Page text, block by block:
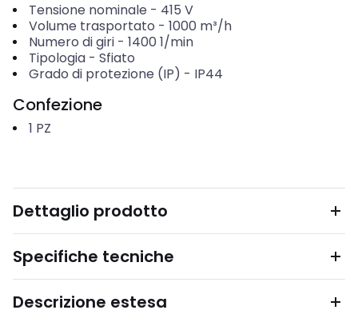
Tensione nominale - 415 V
Volume trasportato - 1000 m³/h
Numero di giri- 1400 1/min
Tipologia- Sfiato
Grado di protezione (IP) - IP44
Confezione
1 PZ
Dettaglio prodotto
Specifiche tecniche
Descrizione estesa